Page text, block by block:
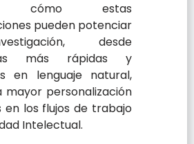
cómo estas
pueden potenciar
desde
más rápidas y
en lenguaje natural,
mayor personalización
en los flujos de trabajo
Intelectual.